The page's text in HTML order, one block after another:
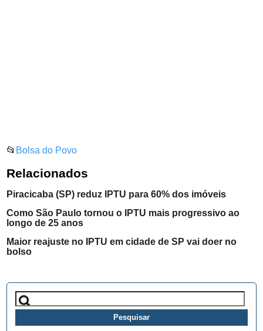
📂 Bolsa do Povo
Relacionados
Piracicaba (SP) reduz IPTU para 60% dos imóveis
Como São Paulo tornou o IPTU mais progressivo ao
longo de 25 anos
Maior reajuste no IPTU em cidade de SP vai doer no
bolso
Pesquisar
por: